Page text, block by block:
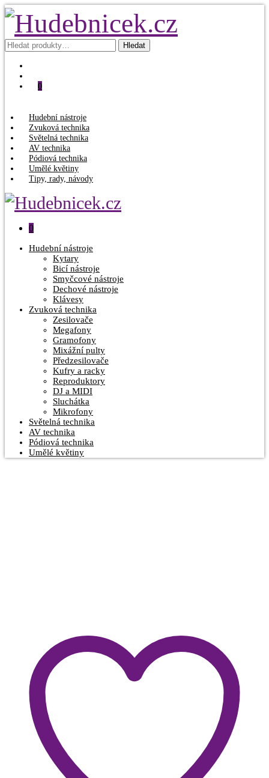
Hledat: Hledat
0
Hudební nástroje
Zvuková technika
Světelná technika
AV technika
Pódiová technika
Umělé květiny
Tipy, rady, návody
0
Hudební nástroje
Kytary
Bicí nástroje
Smyčcové nástroje
Dechové nástroje
Klávesy
Zvuková technika
Zesilovače
Megafony
Gramofony
Mixážní pulty
Předzesilovače
Kufry a racky
Reproduktory
DJ a MIDI
Sluchátka
Mikrofony
Světelná technika
AV technika
Pódiová technika
Umělé květiny